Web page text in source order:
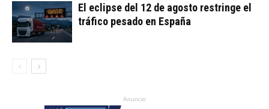
El eclipse del 12 de agosto restringe el
tráfico pesado en España
Anuncio